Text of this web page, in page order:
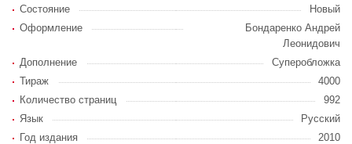
Состояние
Новый
Оформление
Бондаренко Андрей
Леонидович
Дополнение
Суперобложка
Тираж
4000
Количество страниц
992
Язык
Русский
Год издания
2010